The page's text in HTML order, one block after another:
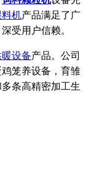
料机产品满足了广
受用户信赖。
设备产品。公司
笼养设备，育雏
条高精密加工生